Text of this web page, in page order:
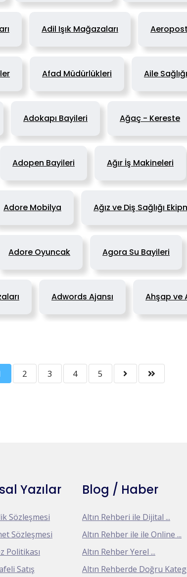
Adil Işık Mağazaları
Afad Müdürlükleri Aile
Adokapı Bayileri Ağaç - Kereste
Adopen Bayileri Ağır İş Makineleri
Adore Mobilya Ağız ve Diş Sağlığı
Adore Oyuncak Agora Su Bayileri
Adwords Ajansı Ahşap ve
2 3 4 5
Yazılar
Sözleşmesi
Sözleşmesi
Politikası
Satış
Blog / Haber
Altın Rehberi ile Dijital ...
Altın Rehber ile ile Online ...
Altın Rehber Yerel ...
Altın Rehberde Doğru